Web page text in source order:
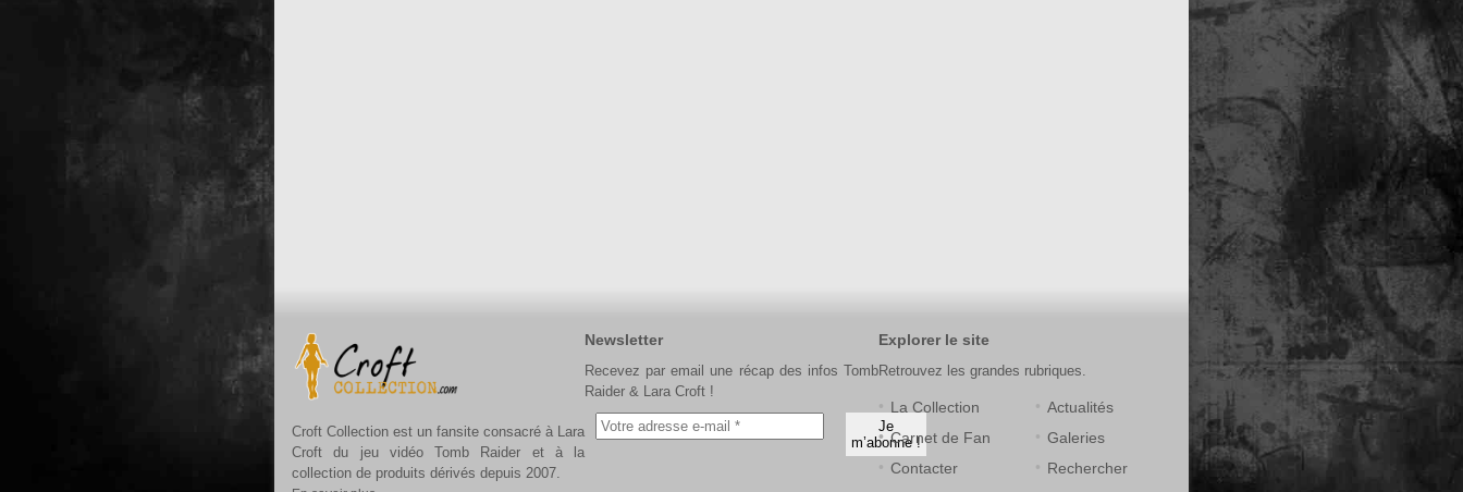
Croft Collection est un fansite consacré à Lara
Croft du jeu vidéo Tomb Raider et à la
collection de produits dérivés depuis 2007.
Newsletter
Recevez par email une récap des infos Tomb
Raider & Lara Croft !
Explorer le site
Retrouvez les grandes rubriques.
La Collection
Actualités
Carnet de Fan
Galeries
Contacter
Rechercher